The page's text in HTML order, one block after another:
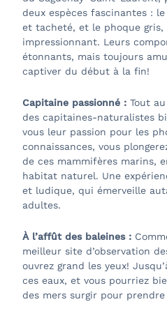
deux espèces fascinantes :
et tacheté, et le phoque gris,
impressionnant. Leurs
étonnants, mais toujours
captiver du début à la fin!
Capitaine passionné : Tout
des capitaines-naturalistes
vous leur passion pour les
connaissances, vous
de ces mammifères marins,
habitat naturel. Une
et ludique, qui émerveille
adultes.
À l’affût des baleines :
meilleur site d’observation
ouvrez grand les yeux!
ces eaux, et vous pourriez
des mers surgir pour prendre